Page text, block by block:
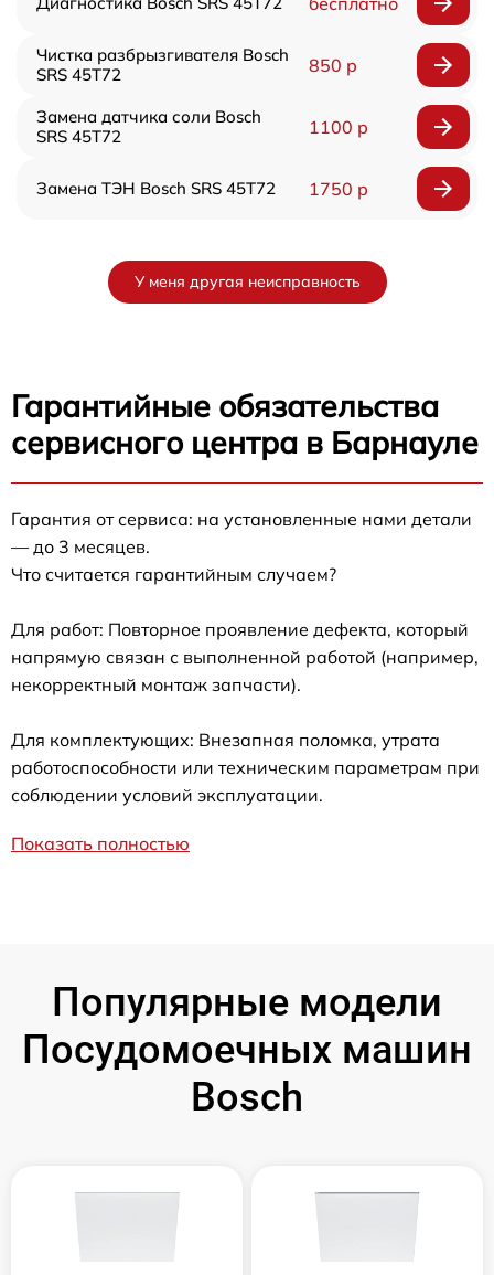
Чистка разбрызгивателя Bosch
SRS 45T72
850 р
Замена датчика соли Bosch
SRS 45T72
1100 р
Замена ТЭН Bosch SRS 45T72 1750 р
У меня другая неисправность
Гарантийные обязательства
сервисного центра в Барнауле
Гарантия от сервиса: на установленные нами детали
— до 3 месяцев.
Что считается гарантийным случаем?
Для работ: Повторное проявление дефекта, который
напрямую связан с выполненной работой (например,
некорректный монтаж запчасти).
Для комплектующих: Внезапная поломка, утрата
работоспособности или техническим параметрам при
соблюдении условий эксплуатации.
Показать полностью
Популярные модели
Посудомоечных машин
Bosch